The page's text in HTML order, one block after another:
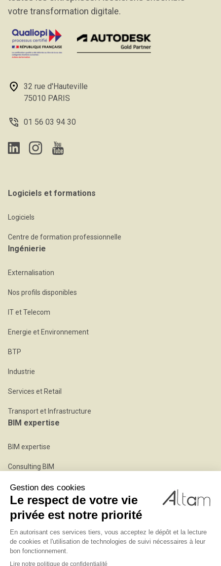
votre transformation digitale.
32 rue d'Hauteville
75010 PARIS
01 56 03 94 30
Logiciels et formations
Logiciels
Centre de formation professionnelle
Ingénierie
Externalisation
Nos profils disponibles
IT et Telecom
Energie et Environnement
BTP
Industrie
Services et Retail
Transport et Infrastructure
BIM expertise
BIM expertise
Consulting BIM
Expert BIM en régie
Modélisation BIM